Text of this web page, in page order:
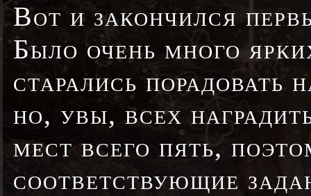
Вот и закончился
Было очень много
старались
но, увы, всех
мест всего пять,
соответствующие